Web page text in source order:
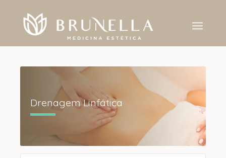
Drenagem Linfática